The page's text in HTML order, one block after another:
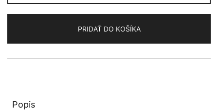
priemer
typ
B
M3,5x10
PRIDAŤ DO KOŠÍKA
Popis